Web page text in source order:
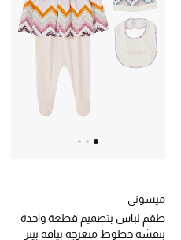
هدايا للأطفال
تشكيلة مستلزمات الأطفال
مستلزمات الأطفال الرضع
أبرز المصممين
ميسوني
طقم لباس بتصميم قطعة واحدة
بنقشة خطوط متعرجة بياقة بيتر